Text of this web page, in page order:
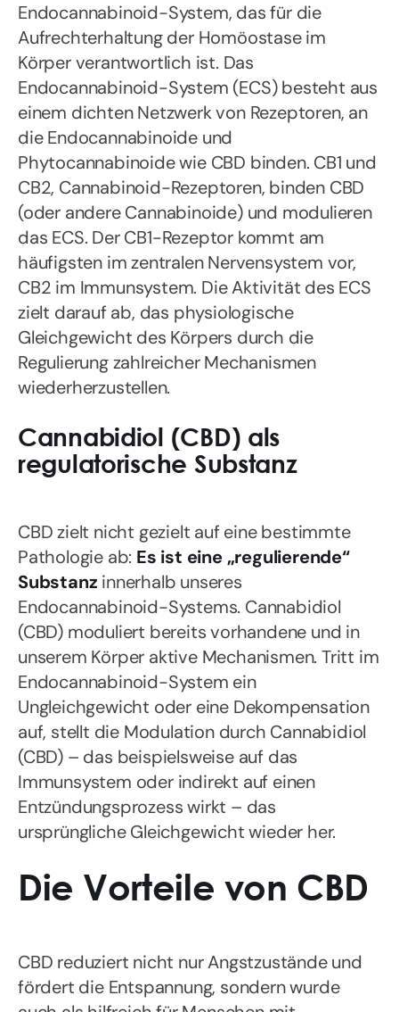
Endocannabinoid-System, das für die
Aufrechterhaltung der Homöostase im
Körper verantwortlich ist. Das
Endocannabinoid-System (ECS) besteht aus
einem dichten Netzwerk von Rezeptoren, an
die Endocannabinoide und
Phytocannabinoide wie CBD binden. CB1 und
CB2, Cannabinoid-Rezeptoren, binden CBD
(oder andere Cannabinoide) und modulieren
das ECS. Der CB1-Rezeptor kommt am
häufigsten im zentralen Nervensystem vor,
CB2 im Immunsystem. Die Aktivität des ECS
zielt darauf ab, das physiologische
Gleichgewicht des Körpers durch die
Regulierung zahlreicher Mechanismen
wiederherzustellen.
Cannabidiol (CBD) als
regulatorische Substanz
CBD zielt nicht gezielt auf eine bestimmte
Pathologie ab: Es ist eine „regulierende“
Substanz innerhalb unseres
Endocannabinoid-Systems. Cannabidiol
(CBD) moduliert bereits vorhandene und in
unserem Körper aktive Mechanismen. Tritt im
Endocannabinoid-System ein
Ungleichgewicht oder eine Dekompensation
auf, stellt die Modulation durch Cannabidiol
(CBD) – das beispielsweise auf das
Immunsystem oder indirekt auf einen
Entzündungsprozess wirkt – das
ursprüngliche Gleichgewicht wieder her.
Die Vorteile von CBD
CBD reduziert nicht nur Angstzustände und
fördert die Entspannung, sondern wurde